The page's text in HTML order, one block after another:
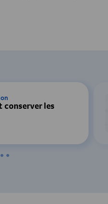
conserver les